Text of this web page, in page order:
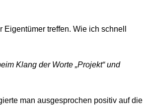
treffen. Wie ich schnell
Klang der Worte „Projekt“ und
man ausgesprochen positiv auf die